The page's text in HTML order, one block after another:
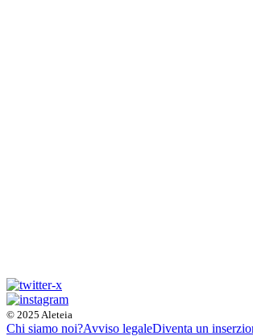
© 2025 Aleteia
Chi siamo noi?Avviso legaleDiventa un